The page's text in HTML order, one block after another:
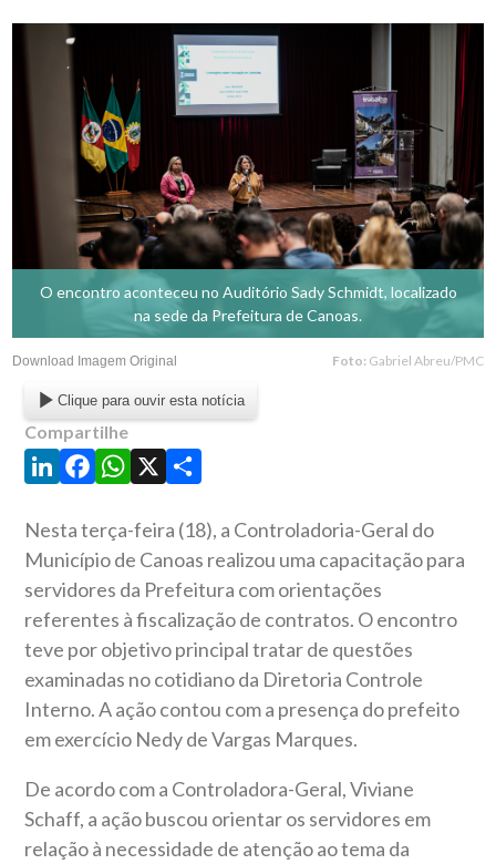
O encontro aconteceu no Auditório Sady Schmidt, localizado
na sede da Prefeitura de Canoas.
Download Imagem Original Foto: Gabriel Abreu/PMC
Clique para ouvir esta notícia
Compartilhe
LinkedIn
Facebook
WhatsApp
X Share
Nesta terça-feira (18), a Controladoria-Geral do
Município de Canoas realizou uma capacitação para
servidores da Prefeitura com orientações
referentes à fiscalização de contratos. O encontro
teve por objetivo principal tratar de questões
examinadas no cotidiano da Diretoria Controle
Interno. A ação contou com a presença do prefeito
em exercício Nedy de Vargas Marques.
De acordo com a Controladora-Geral, Viviane
Schaff, a ação buscou orientar os servidores em
relação à necessidade de atenção ao tema da